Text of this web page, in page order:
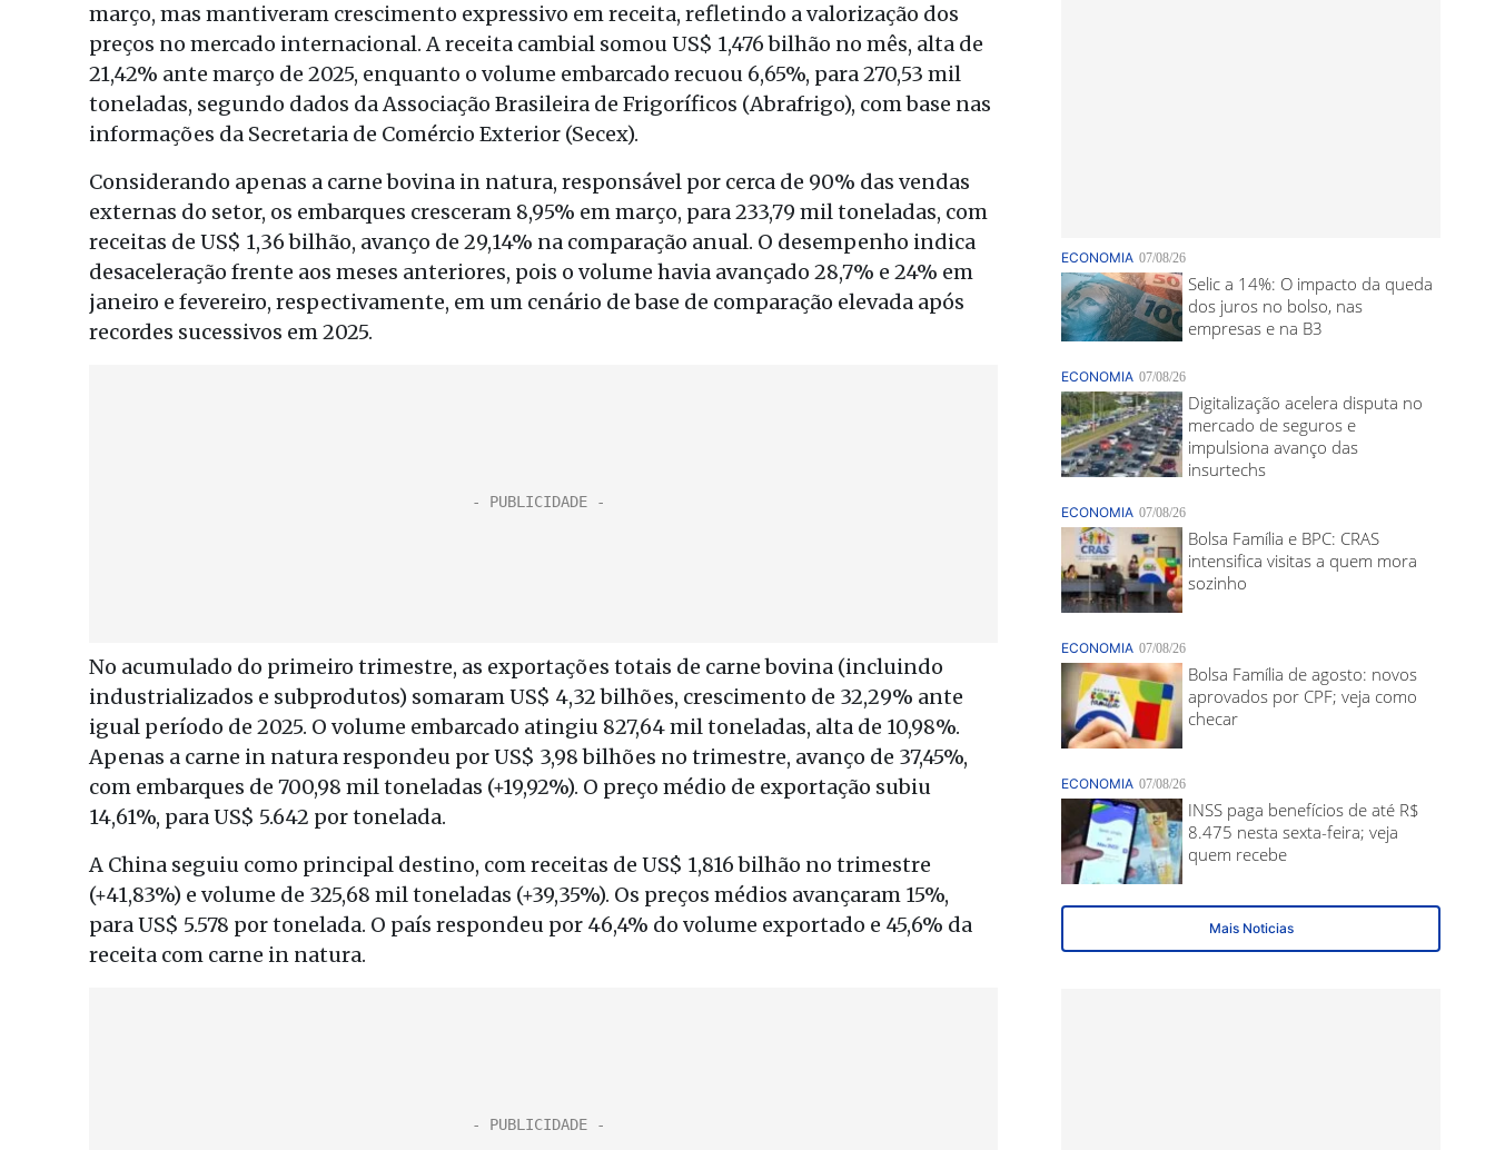
março, mas mantiveram crescimento expressivo em receita, refletindo a valorização dos
preços no mercado internacional. A receita cambial somou US$ 1,476 bilhão no mês, alta de
21,42% ante março de 2025, enquanto o volume embarcado recuou 6,65%, para 270,53 mil
toneladas, segundo dados da Associação Brasileira de Frigoríficos (Abrafrigo), com base nas
informações da Secretaria de Comércio Exterior (Secex).
Considerando apenas a carne bovina in natura, responsável por cerca de 90% das vendas
externas do setor, os embarques cresceram 8,95% em março, para 233,79 mil toneladas, com
receitas de US$ 1,36 bilhão, avanço de 29,14% na comparação anual. O desempenho indica
desaceleração frente aos meses anteriores, pois o volume havia avançado 28,7% e 24% em
janeiro e fevereiro, respectivamente, em um cenário de base de comparação elevada após
recordes sucessivos em 2025.
No acumulado do primeiro trimestre, as exportações totais de carne bovina (incluindo
industrializados e subprodutos) somaram US$ 4,32 bilhões, crescimento de 32,29% ante
igual período de 2025. O volume embarcado atingiu 827,64 mil toneladas, alta de 10,98%.
Apenas a carne in natura respondeu por US$ 3,98 bilhões no trimestre, avanço de 37,45%,
com embarques de 700,98 mil toneladas (+19,92%). O preço médio de exportação subiu
14,61%, para US$ 5.642 por tonelada.
A China seguiu como principal destino, com receitas de US$ 1,816 bilhão no trimestre
(+41,83%) e volume de 325,68 mil toneladas (+39,35%). Os preços médios avançaram 15%,
para US$ 5.578 por tonelada. O país respondeu por 46,4% do volume exportado e 45,6% da
receita com carne in natura.